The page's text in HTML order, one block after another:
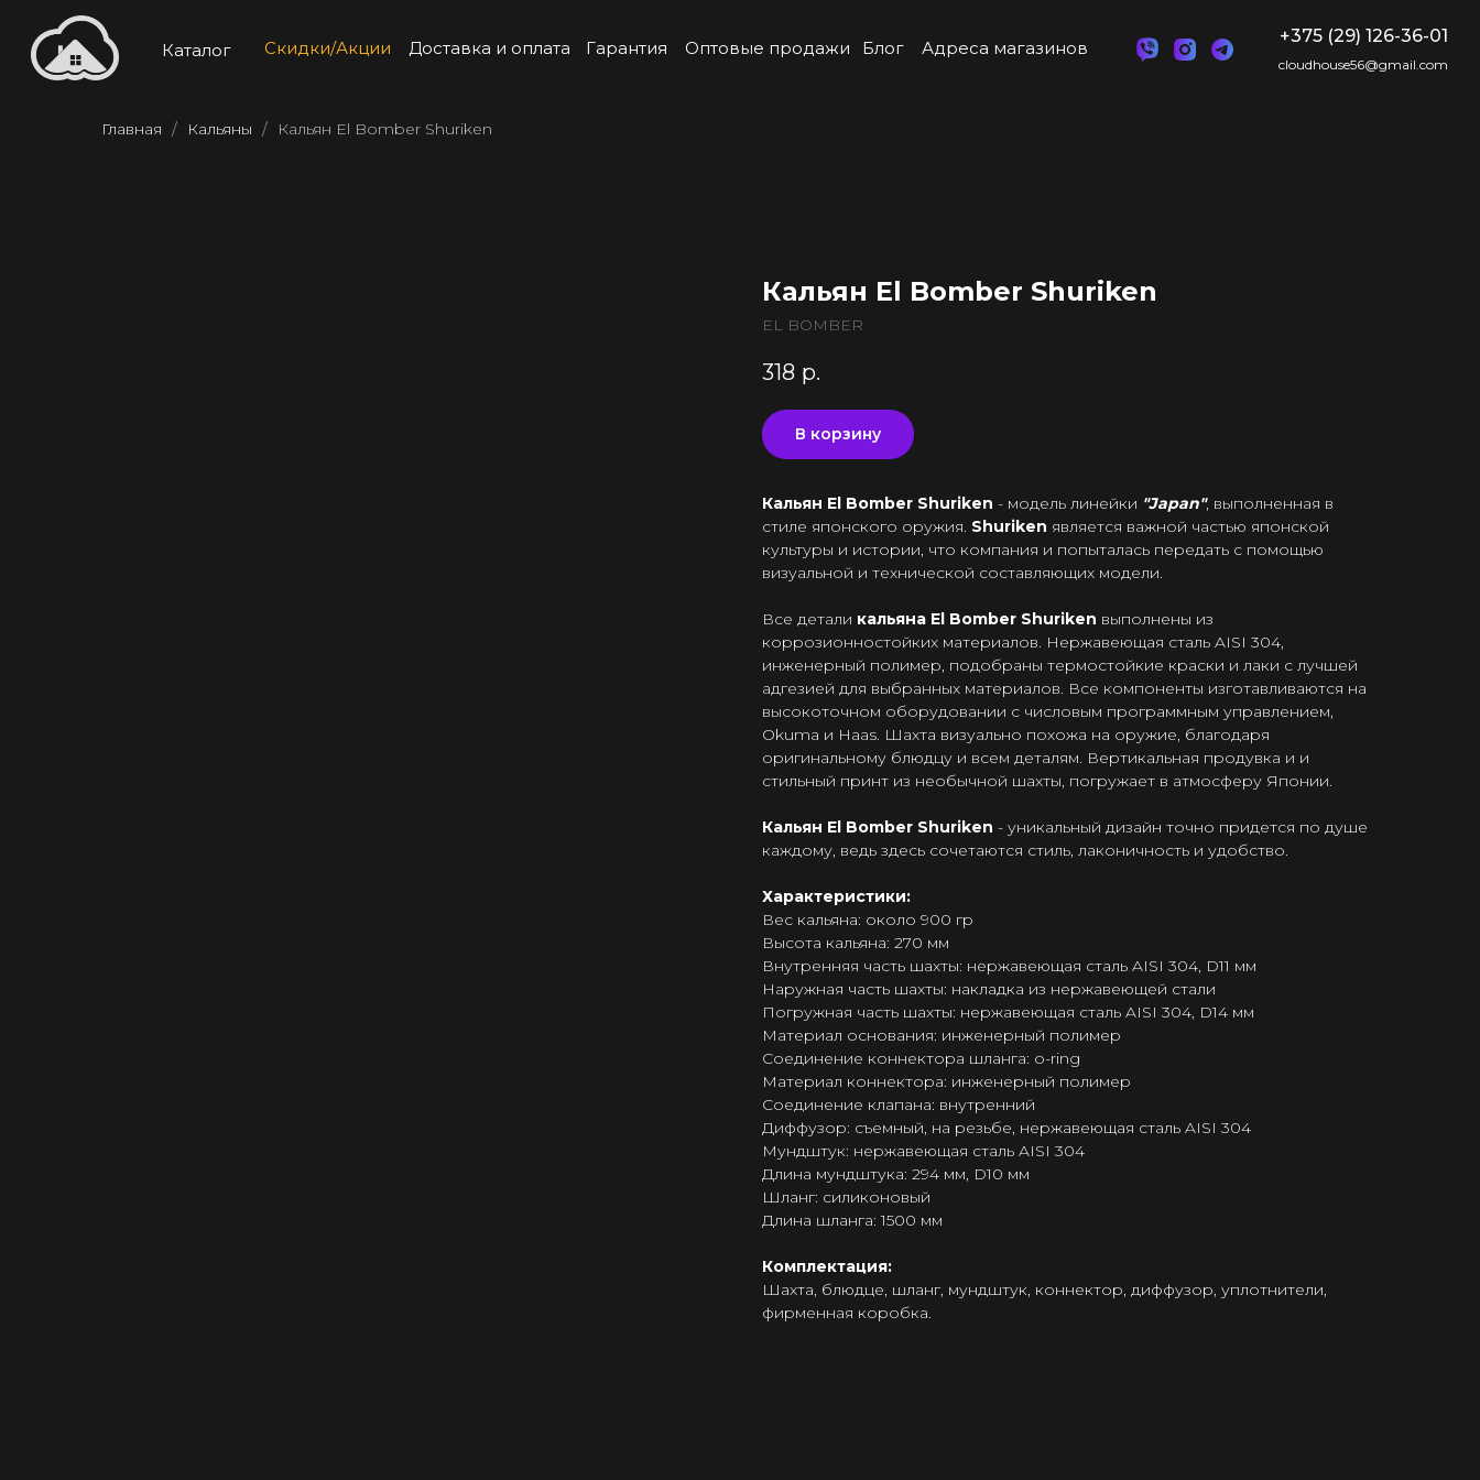
Каталог Скидки/Акции Доставка и оплата Гарантия Оптовые продажи Блог Адреса магазинов
+375 (29) 126-36-01
cloudhouse56@gmail.com
Главная Кальяны Кальян El Bomber Shuriken
Кальян El Bomber Shuriken
EL BOMBER
318 р.
В корзину
Кальян El Bomber Shuriken - модель линейки "Japan", выполненная в
стиле японского оружия. Shuriken является важной частью японской
культуры и истории, что компания и попыталась передать с помощью
визуальной и технической составляющих модели.
Все детали кальяна El Bomber Shuriken выполнены из
коррозионностойких материалов. Нержавеющая сталь AISI 304,
инженерный полимер, подобраны термостойкие краски и лаки с лучшей
адгезией для выбранных материалов. Все компоненты изготавливаются на
высокоточном оборудовании с числовым программным управлением,
Okuma и Haas. Шахта визуально похожа на оружие, благодаря
оригинальному блюдцу и всем деталям. Вертикальная продувка и и
стильный принт из необычной шахты, погружает в атмосферу Японии.
Кальян El Bomber Shuriken - уникальный дизайн точно придется по душе
каждому, ведь здесь сочетаются стиль, лаконичность и удобство.
Характеристики:
Вес кальяна: около 900 гр
Высота кальяна: 270 мм
Внутренняя часть шахты: нержавеющая сталь AISI 304, D11 мм
Наружная часть шахты: накладка из нержавеющей стали
Погружная часть шахты: нержавеющая сталь AISI 304, D14 мм
Материал основания: инженерный полимер
Соединение коннектора шланга: o-ring
Материал коннектора: инженерный полимер
Соединение клапана: внутренний
Диффузор: съемный, на резьбе, нержавеющая сталь AISI 304
Мундштук: нержавеющая сталь AISI 304
Длина мундштука: 294 мм, D10 мм
Шланг: силиконовый
Длина шланга: 1500 мм
Комплектация:
Шахта, блюдце, шланг, мундштук, коннектор, диффузор, уплотнители,
фирменная коробка.